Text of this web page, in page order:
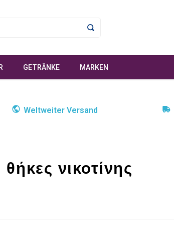
GETRÄNKE MARKEN
Weltweiter Versand
νικοτίνης